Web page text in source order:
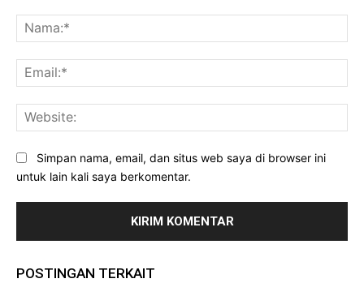
Simpan nama, email, dan situs web saya di browser ini
untuk lain kali saya berkomentar.
POSTINGAN TERKAIT